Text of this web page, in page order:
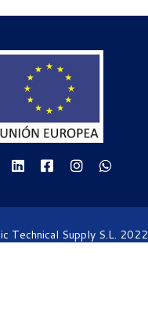
Technical Supply S.L. 2022